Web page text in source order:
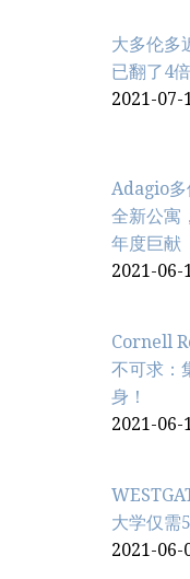
大多伦多
已翻了4倍
2021-07-
Adagio
全新公寓
年度巨献
2021-06-
Cornell
不可求：
身！
2021-06-
大学仅需
2021-06-